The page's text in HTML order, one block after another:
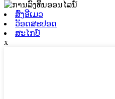
ສົ່ງອີເມວ
ວັອດສະປອດ
ສະໄກບ໌
x